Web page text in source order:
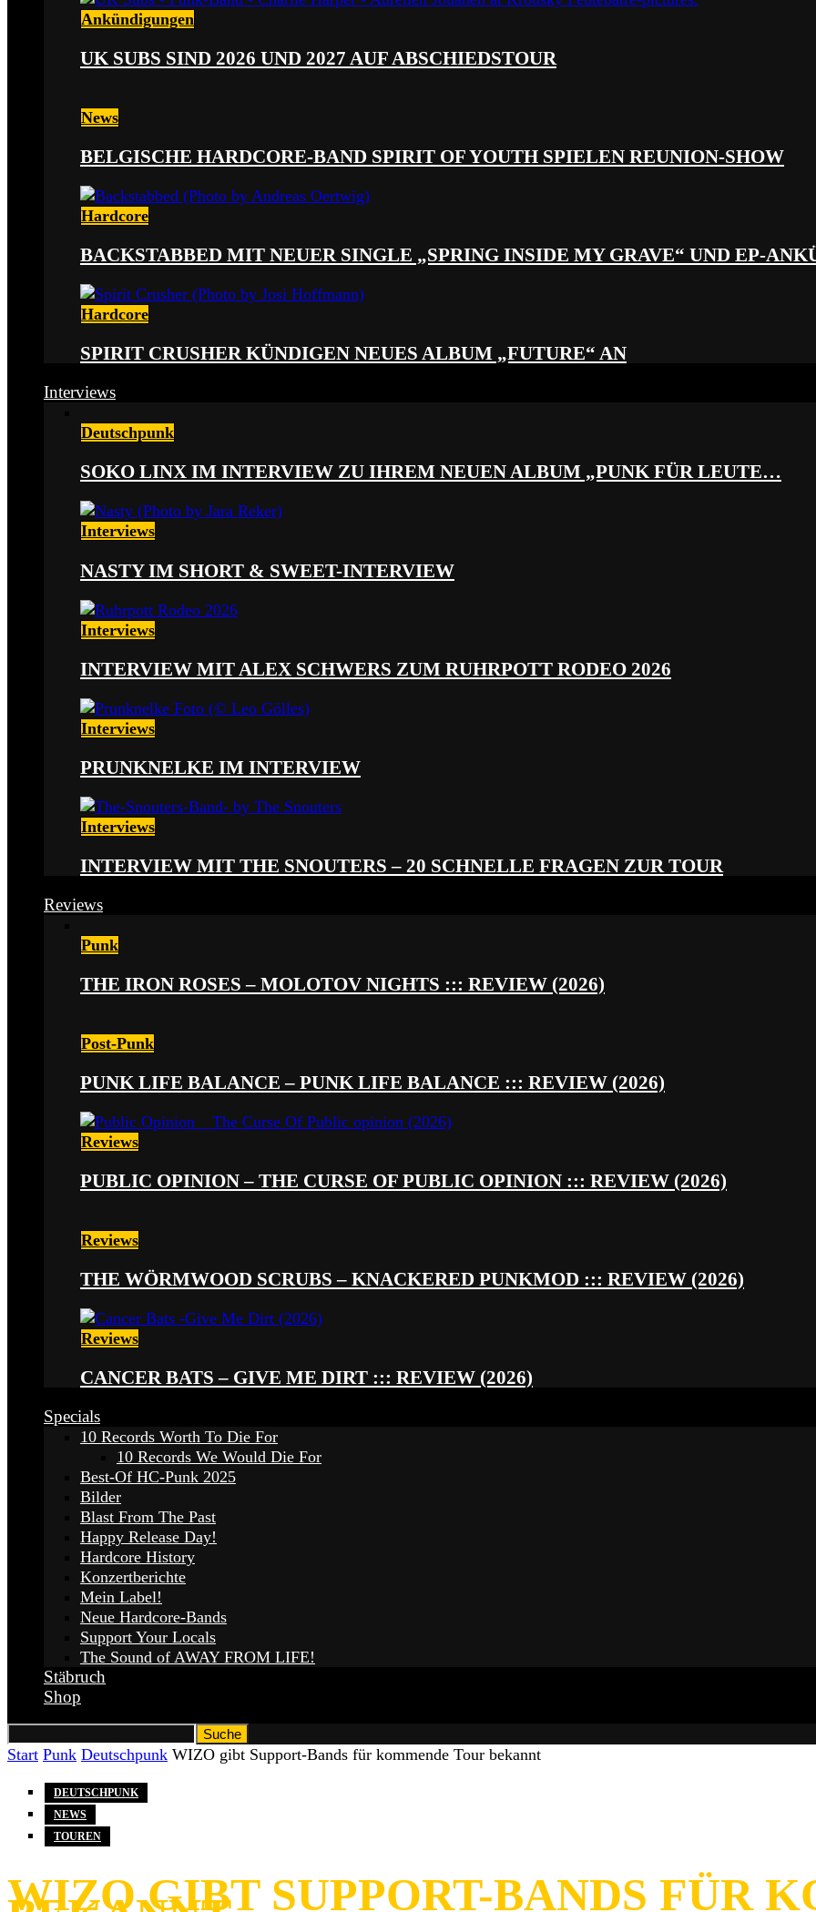
Ankündigungen
UK SUBS SIND 2026 UND 2027 AUF ABSCHIEDSTOUR
News
BELGISCHE HARDCORE-BAND SPIRIT OF YOUTH SPIELEN REUNION-SHOW
Hardcore
BACKSTABBED MIT NEUER SINGLE „SPRING INSIDE MY GRAVE“ UND EP-
Hardcore
SPIRIT CRUSHER KÜNDIGEN NEUES ALBUM „FUTURE“ AN
Interviews
Deutschpunk
SOKO LINX IM INTERVIEW ZU IHREM NEUEN ALBUM „PUNK FÜR LEUTE…
Interviews
NASTY IM SHORT & SWEET-INTERVIEW
Interviews
INTERVIEW MIT ALEX SCHWERS ZUM RUHRPOTT RODEO 2026
Interviews
PRUNKNELKE IM INTERVIEW
Interviews
INTERVIEW MIT THE SNOUTERS – 20 SCHNELLE FRAGEN ZUR TOUR
Reviews
Punk
THE IRON ROSES – MOLOTOV NIGHTS ::: REVIEW (2026)
Post-Punk
PUNK LIFE BALANCE – PUNK LIFE BALANCE ::: REVIEW (2026)
Reviews
PUBLIC OPINION – THE CURSE OF PUBLIC OPINION ::: REVIEW (2026)
Reviews
THE WÖRMWOOD SCRUBS – KNACKERED PUNKMOD ::: REVIEW (2026)
Reviews
CANCER BATS – GIVE ME DIRT ::: REVIEW (2026)
Specials
10 Records Worth To Die For
10 Records We Would Die For
Best-Of HC-Punk 2025
Bilder
Blast From The Past
Happy Release Day!
Hardcore History
Konzertberichte
Mein Label!
Neue Hardcore-Bands
Support Your Locals
The Sound of AWAY FROM LIFE!
Stäbruch
Shop
Start Punk Deutschpunk WIZO gibt Support-Bands für kommende Tour bekannt
DEUTSCHPUNK
NEWS
TOUREN
WIZO GIBT SUPPORT-BANDS FÜR